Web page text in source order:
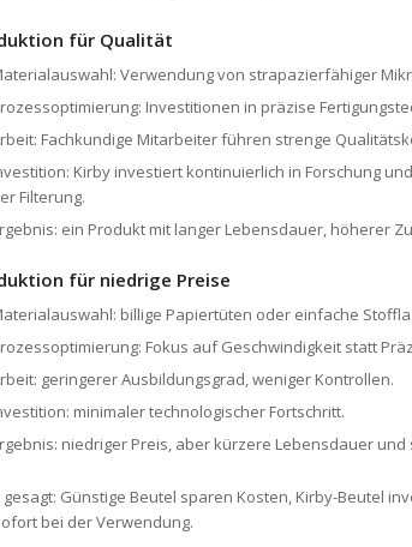
für Qualität
Verwendung von strapazierfähiger
Investitionen in präzise
Fachkundige Mitarbeiter führen strenge
Kirby investiert kontinuierlich in Forschung
Filterung.
ein Produkt mit langer Lebensdauer, höherer
für niedrige Preise
billige Papiertüten oder einfache
Fokus auf Geschwindigkeit statt
geringerer Ausbildungsgrad, weniger Kontrollen.
minimaler technologischer Fortschritt.
niedriger Preis, aber kürzere Lebensdauer und
gesagt: Günstige Beutel sparen Kosten, Kirby-Beutel
bei der Verwendung.